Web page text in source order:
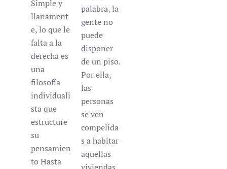
Simple y
llanament
e, lo que le
falta a la
derecha es
una
filosofía
individuali
sta que
estructure
su
pensamien
to Hasta
palabra, la
gente no
puede
disponer
de un piso.
Por ella,
las
personas
se ven
compelida
s a habitar
aquellas